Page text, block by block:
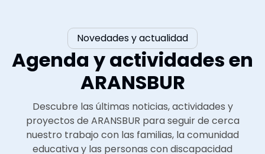
Novedades y actualidad
Agenda y actividades en
ARANSBUR
Descubre las últimas noticias, actividades y
proyectos de ARANSBUR para seguir de cerca
nuestro trabajo con las familias, la comunidad
educativa y las personas con discapacidad